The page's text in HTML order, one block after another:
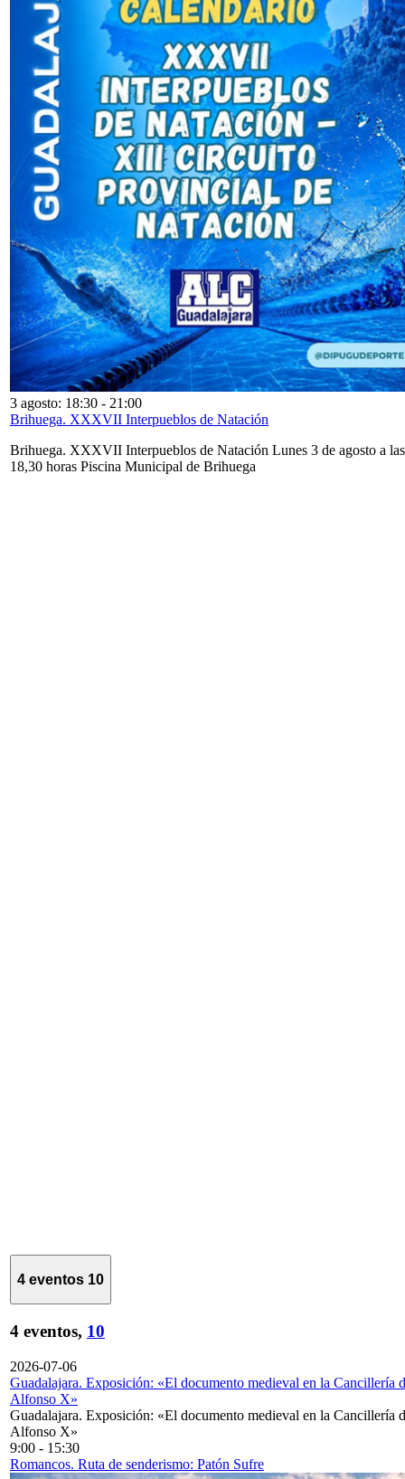
3 agosto: 18:30 - 21:00
Brihuega. XXXVII Interpueblos de Natación
Brihuega. XXXVII Interpueblos de Natación Lunes 3 de agosto a las
18,30 horas Piscina Municipal de Brihuega
4 eventos 10
4 eventos, 10
2026-07-06
Guadalajara. Exposición: «El documento medieval en la Cancillería
Alfonso X»
Guadalajara. Exposición: «El documento medieval en la Cancillería
Alfonso X»
9:00 - 15:30
Romancos. Ruta de senderismo: Patón Sufre